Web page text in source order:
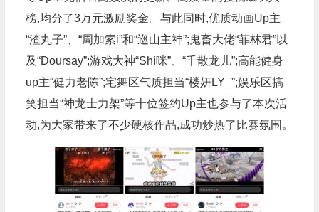
榜,均分了3万元激励奖金。与此同时,优质动画Up主
“渣丸子”、“周加索i”和“巡山主神”;鬼畜大佬“菲林君”以
及“Doursay”;游戏大神“Shi咪”、“千散龙儿”;高能健身
up主“健力老陈”;宅舞区气质担当“楼妍LY_”;娱乐区搞
笑担当“神龙士力架”等十位签约Up主也参与了本次活
动,为大家带来了不少硬核作品,成功炒热了比赛氛围。